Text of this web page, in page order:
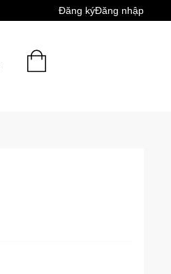
Đăng kýĐăng nhập